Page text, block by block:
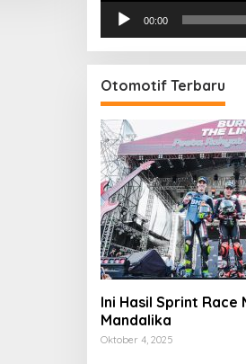
00:00
Otomotif Terbaru
Ini Hasil Sprint Race
Mandalika
Oktober 4, 2025